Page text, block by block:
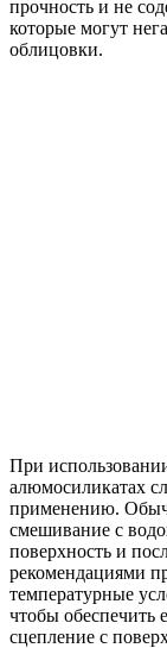
прочность и не
которые могут
облицовки.
При
алюмосиликатах
применению.
смешивание с
поверхность и
рекомендациями
температурные
чтобы обеспечить
сцепление с